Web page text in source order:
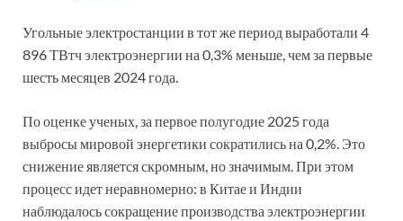
Угольные электростанции в тот же период выработали 4
896 ТВтч электроэнергии на 0,3% меньше, чем за первые
шесть месяцев 2024 года.
По оценке ученых, за первое полугодие 2025 года
выбросы мировой энергетики сократились на 0,2%. Это
снижение является скромным, но значимым. При этом
процесс идет неравномерно: в Китае и Индии
наблюдалось сокращение производства электроэнергии